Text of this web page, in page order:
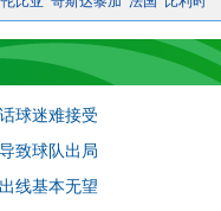
球迷难接受
致球队出局
线基本无望